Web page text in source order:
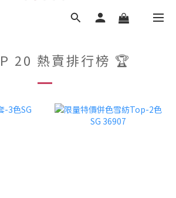
20 熱賣排行榜 🏆